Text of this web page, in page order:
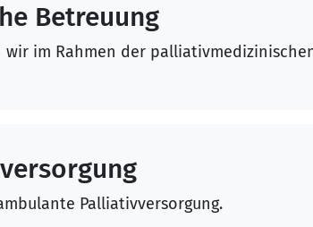
Betreuung
im Rahmen der
Palliativversorgung.